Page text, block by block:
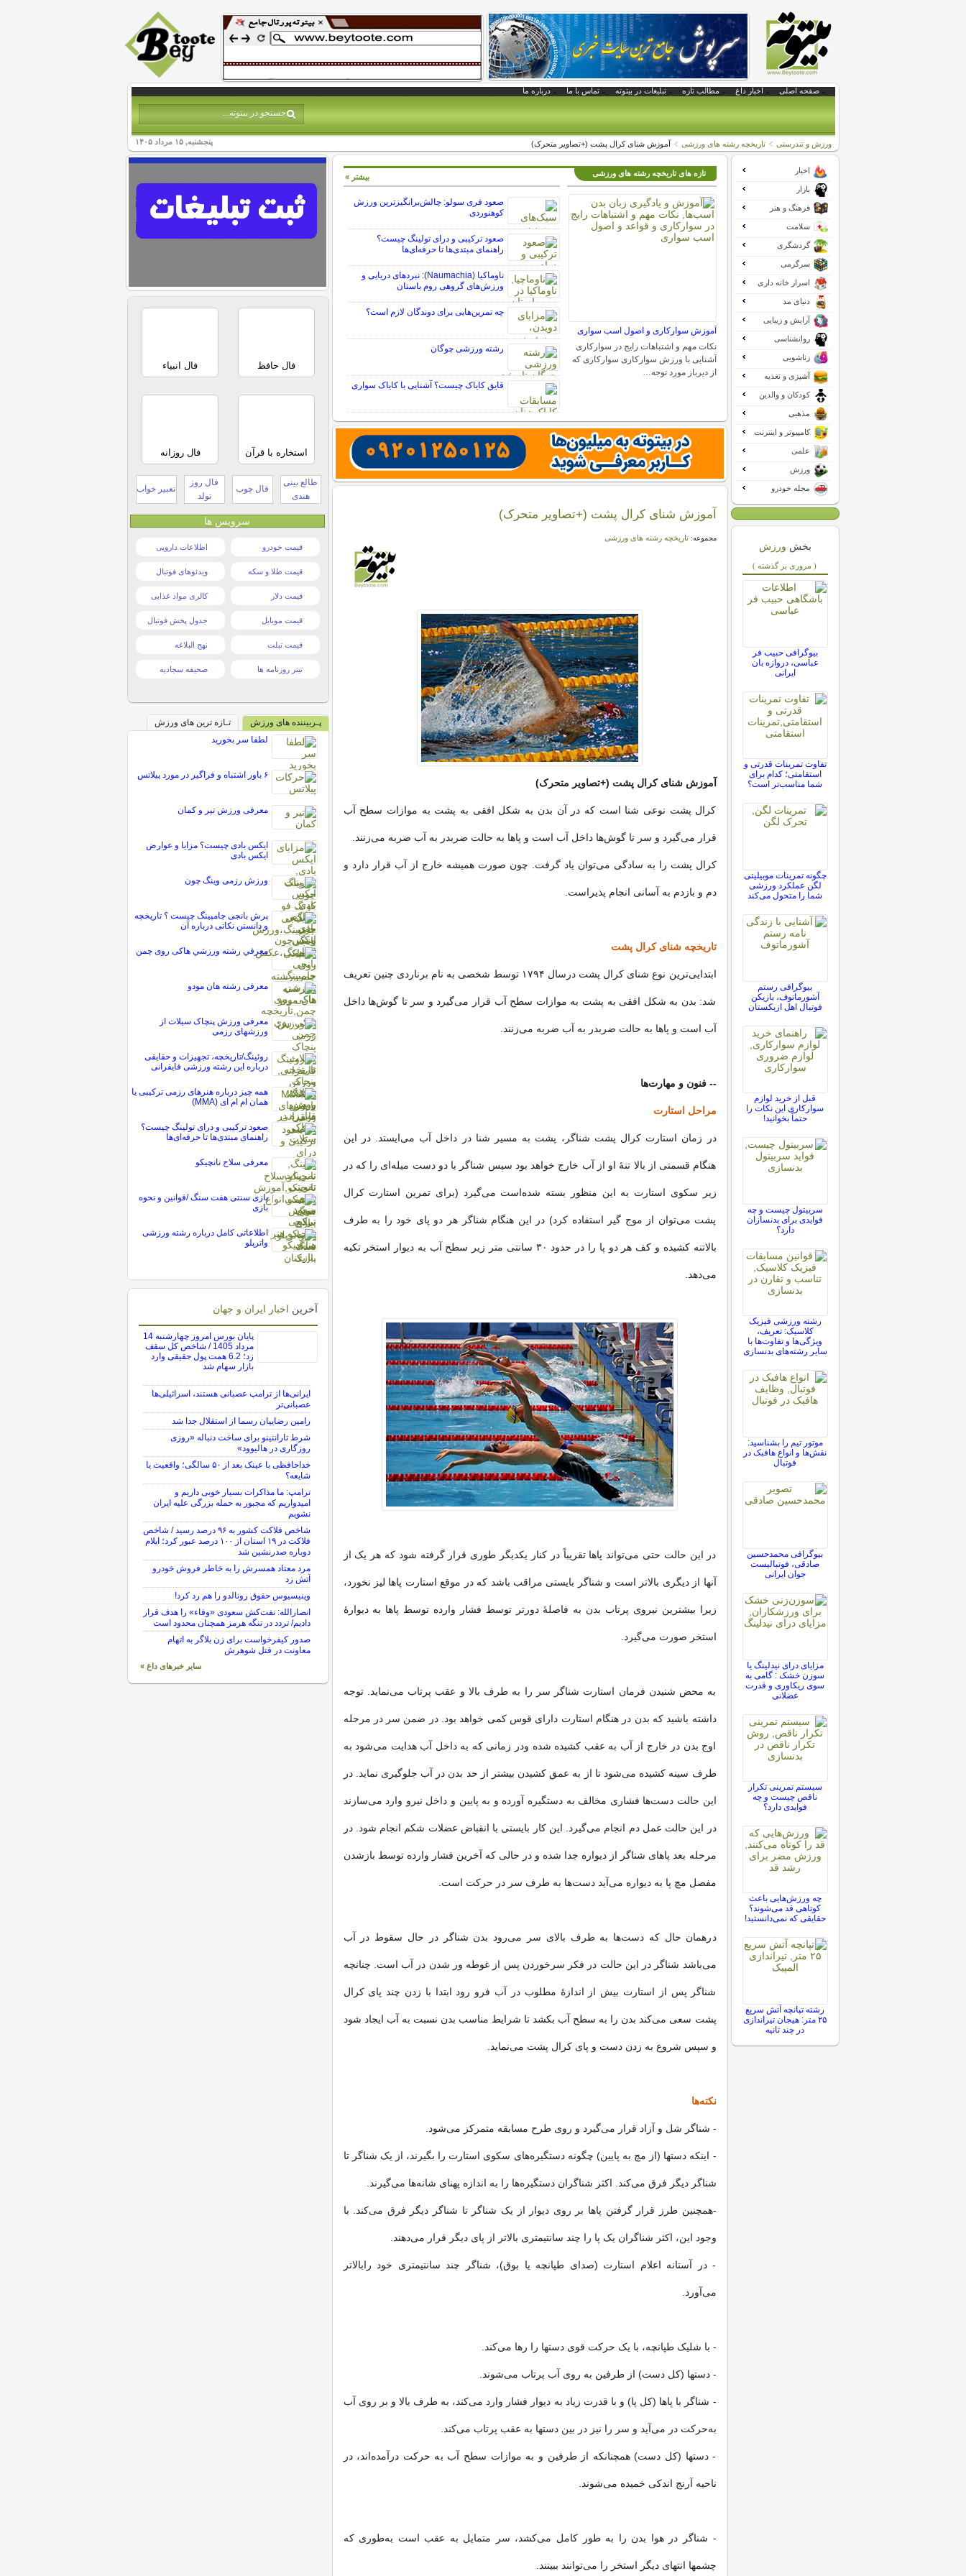
صفحه اصلی اخبار داغ مطالب تازه تبلیغات در بیتوته تماس با ما درباره ما
پنجشنبه, ۱۵ مرداد ۱۴۰۵ ورزش و تندرستی تاریخچه رشته های ورزشی آموزش شنای کرال پشت (+تصاویر متحرک)
تازه های تاریخچه رشته های ورزشی
آموزش سوارکاری و اصول اسب سواری
نکات مهم و اشتباهات رایج در سوارکاری
آشنایی با ورزش سوارکاری سوارکاری که
از دیرباز مورد توجه…
صعود فری سولو: چالش‌برانگیزترین ورزش
کوهنوردی
صعود ترکیبی و درای تولینگ چیست؟
راهنمای مبتدی‌ها تا حرفه‌ای‌ها
ناوماکیا (Naumachia): نبردهای دریایی و
ورزش‌های گروهی روم باستان
چه تمرین‌هایی برای دوندگان لازم است؟
رشته ورزشی چوگان
قایق کایاک چیست؟ آشنایی با کایاک سواری
بیشتر »
آموزش شنای کرال پشت (+تصاویر متحرک)
مجموعه:تاریخچه رشته های ورزشی
آموزش شنای کرال پشت (+تصاویر متحرک)
کرال پشت نوعی شنا است که در آن بدن به شکل افقی به پشت به موازات سطح آب
قرار می‌گیرد و سر تا گوش‌ها داخل آب است و پاها به حالت ضربدر به آب ضربه می‌زنند.
کرال پشت را به سادگی می‌توان یاد گرفت. چون صورت همیشه خارج از آب قرار دارد و
دم و بازدم به آسانی انجام پذیراست.
تاریخچه شنای کرال پشت
ابتدایی‌ترین نوع شنای کرال پشت درسال ۱۷۹۴ توسط شخصی به نام برناردی چنین تعریف
شد: بدن به شکل افقی به پشت به موازات سطح آب قرار می‌گیرد و سر تا گوش‌ها داخل
آب است و پاها به حالت ضربدر به آب ضربه می‌زنند.
-- فنون و مهارت‌ها
مراحل استارت
در زمان استارت کرال پشت شناگر، پشت به مسیر شنا در داخل آب می‌ایستد. در این
هنگام قسمتی از بالا تنهٔ او از آب خارج خواهد بود سپس شناگر با دو دست میله‌ای را که در
زیر سکوی استارت به این منظور بسته شده‌است می‌گیرد (برای تمرین استارت کرال
پشت می‌توان از موج گیر استفاده کرد) در این هنگام شناگر هر دو پای خود را به طرف
بالاتنه کشیده و کف هر دو پا را در حدود ۳۰ سانتی متر زیر سطح آب به دیوار استخر تکیه
می‌دهد.
در این حالت حتی می‌تواند پاها تقریباً در کنار یکدیگر طوری قرار گرفته شود که هر یک از
آنها از دیگری بالاتر است و شناگر بایستی مراقب باشد که در موقع استارت پاها لیز نخورد،
زیرا بیشترین نیروی پرتاب بدن به فاصلهٔ دورتر توسط فشار وارده توسط پاها به دیوارهٔ
استخر صورت می‌گیرد.
به محض شنیدن فرمان استارت شناگر سر را به طرف بالا و عقب پرتاب می‌نماید. توجه
داشته باشید که بدن در هنگام استارت دارای قوس کمی خواهد بود. در ضمن سر در مرحله
اوج بدن در خارج از آب به عقب کشیده شده ودر زمانی که به داخل آب هدایت می‌شود به
طرف سینه کشیده می‌شود تا از به عمق کشیدن بیشتر از حد بدن در آب جلوگیری نماید. در
این حالت دست‌ها فشاری مخالف به دستگیره آورده و به پایین و داخل نیرو وارد می‌سازند
در این حالت عمل دم انجام می‌گیرد. این کار بایستی با انقباض عضلات شکم انجام شود. در
مرحله بعد پاهای شناگر از دیواره جدا شده و در حالی که آخرین فشار وارده توسط بازشدن
مفصل مچ پا به دیواره می‌آید دست‌ها به طرف سر در حرکت است.
درهمان حال که دست‌ها به طرف بالای سر می‌رود بدن شناگر در حال سقوط در آب
می‌باشد شناگر در این حالت در فکر سرخوردن پس از غوطه ور شدن در آب است. چنانچه
شناگر پس از استارت بیش از اندازهٔ مطلوب در آب فرو رود ابتدا با زدن چند پای کرال
پشت سعی می‌کند بدن را به سطح آب بکشد تا شرایط مناسب بدن نسبت به آب ایجاد شود
و سپس شروع به زدن دست و پای کرال پشت می‌نماید.
نکته‌ها
- شناگر شل و آزاد قرار می‌گیرد و روی طرح مسابقه متمرکز می‌شود.
- اینکه دستها (از مچ به پایین) چگونه دستگیره‌های سکوی استارت را بگیرند، از یک شناگر تا
شناگر دیگر فرق می‌کند. اکثر شناگران دستگیره‌ها را به اندازه پهنای شانه‌ها می‌گیرند.
-همچنین طرز قرار گرفتن پاها بر روی دیوار از یک شناگر تا شناگر دیگر فرق می‌کند. با
وجود این، اکثر شناگران یک پا را چند سانتیمتری بالاتر از پای دیگر قرار می‌دهند.
- در آستانه اعلام استارت (صدای طپانچه یا بوق)، شناگر چند سانتیمتری خود رابالاتر
می‌آورد.
- با شلیک طپانچه، با یک حرکت قوی دستها را رها می‌کند.
- دستها (کل دست) از طرفین به روی آب پرتاب می‌شوند.
- شناگر با پاها (کل پا) و با قدرت زیاد به دیوار فشار وارد می‌کند، به طرف بالا و بر روی آب
به‌حرکت در می‌آید و سر را نیز در بین دستها به عقب پرتاب می‌کند.
- دستها (کل دست) همچنانکه از طرفین و به موازات سطح آب به حرکت درآمده‌اند، در
ناحیه آرنج اندکی خمیده می‌شوند.
- شناگر در هوا بدن را به طور کامل می‌کشد، سر متمایل به عقب است به‌طوری که‌
چشمها انتهای دیگر استخر را می‌توانند ببینند.
اخبار
بازار
فرهنگ و هنر
سلامت
گردشگری
سرگرمی
اسرار خانه داری
دنیای مد
آرایش و زیبایی
روانشناسی
زناشویی
آشپزی و تغذیه
کودکان و والدین
مذهبی
کامپیوتر و اینترنت
علمی
ورزش
مجله خودرو
بخش ورزش
( مروری بر گذشته )
بیوگرافی حبیب فر
عباسی، دروازه بان
ایرانی
تفاوت تمرینات قدرتی و
استقامتی؛ کدام برای
شما مناسب‌تر است؟
چگونه تمرینات موبیلیتی
لگن عملکرد ورزشی
شما را متحول می‌کند
بیوگرافی رستم
آشورماتوف، بازیکن
فوتبال اهل ازبکستان
قبل از خرید لوازم
سوارکاری این نکات را
حتماً بخوانید!
سربیتول چیست و چه
فوایدی برای بدنسازان
دارد؟
رشته ورزشی فیزیک
کلاسیک: تعریف،
ویژگی‌ها و تفاوت‌ها با
سایر رشته‌های بدنسازی
موتور تیم را بشناسید:
نقش‌ها و انواع هافبک در
فوتبال
بیوگرافی محمدحسین
صادقی، فوتبالیست
جوان ایرانی
مزایای درای نیدلینگ یا
سوزن خشک : گامی به
سوی ریکاوری و قدرت
عضلانی
سیستم تمرینی تکرار
ناقص چیست و چه
فوایدی دارد؟
چه ورزش‌هایی باعث
کوتاهی قد می‌شوند؟
حقایقی که نمی‌دانستید!
رشته تپانچه آتش سریع
۲۵ متر: هیجان تیراندازی
در چند ثانیه
فال حافظ فال انبیاء
استخاره با قرآن فال روزانه
طالع بینی
هندی
فال چوب
فال روز
تولد
تعبیر خواب
سرویس ها
قیمت خودرو اطلاعات دارویی
قیمت طلا و سکه ویدئوهای فوتبال
قیمت دلار کالری مواد غذایی
قیمت موبایل جدول پخش فوتبال
قیمت تبلت نهج البلاغه
تیتر روزنامه ها صحیفه سجادیه
پـربیننده های ورزش
تـازه ترین های ورزش
لطفا سر بخوريد
۶ باور اشتباه و فراگیر در مورد پیلاتس
معرفی ورزش تیر و کمان
ایکس بادی چیست؟ مزایا و عوارض
ایکس بادی
ورزش رزمی وینگ چون
پرش بانجی جامپینگ چیست ؟ تاریخچه
و دانستن نکاتی درباره آن
معرفي رشته ورزشي هاکی روی چمن
معرفی رشته هان مودو
معرفی ورزش پنچاک سیلات از
ورزشهای رزمی
روئینگ/تاریخچه، تجهیزات و حقایقی
درباره این رشته ورزشی قایقرانی
همه چیز درباره هنرهای رزمی ترکیبی یا
همان ام ام ای (MMA)
صعود ترکیبی و درای تولینگ چیست؟
راهنمای مبتدی‌ها تا حرفه‌ای‌ها
معرفی سلاح نانچیکو
بازی سنتی هفت سنگ /قوانین و نحوه
بازی
اطلاعاتی کامل درباره رشته ورزشی
واترپلو
آخرین اخبار ایران و جهان
پایان بورس امروز چهارشنبه 14
مرداد 1405 / شاخص کل سقف
زد؛ 6.2 همت پول حقیقی وارد
بازار سهام شد
ایرانی‌ها از ترامپ عصبانی هستند، اسرائیلی‌ها
عصبانی‌تر
رامین رضاییان رسما از استقلال جدا شد
شرط تارانتینو برای ساخت دنباله «روزی
روزگاری در هالیوود»
خداحافظی با عینک بعد از ۵۰ سالگی؛ واقعیت یا
شایعه؟
ترامپ: ما مذاکرات بسیار خوبی داریم و
امیدواریم که مجبور به حمله بزرگی علیه ایران
نشویم
شاخص فلاکت کشور به ۹۶ درصد رسید / شاخص
فلاکت در ۱۹ استان از ۱۰۰ درصد عبور کرد؛ ایلام
دوباره صدرنشین شد
مرد معتاد همسرش را به خاطر فروش خودرو
آتش زد
وینیسیوس حقوق رونالدو را هم رد کرد!
انصارالله: نفت‌کش سعودی «وفاء» را هدف قرار
دادیم/ تردد در تنگه هرمز همچنان محدود است
صدور کیفرخواست برای زن بلاگر به اتهام
معاونت در قتل شوهرش
سایر خبرهای داغ »